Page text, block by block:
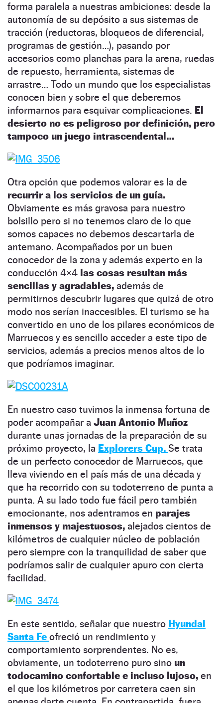
forma paralela a nuestras ambiciones: desde la
autonomía de su depósito a sus sistemas de
tracción (reductoras, bloqueos de diferencial,
programas de gestión…), pasando por
accesorios como planchas para la arena, ruedas
de repuesto, herramienta, sistemas de
arrastre… Todo un mundo que los especialistas
conocen bien y sobre el que deberemos
informarnos para esquivar complicaciones. El
desierto no es peligroso por definición, pero
tampoco un juego intrascendental…
Otra opción que podemos valorar es la de
recurrir a los servicios de un guía.
Obviamente es más gravosa para nuestro
bolsillo pero si no tenemos claro de lo que
somos capaces no debemos descartarla de
antemano. Acompañados por un buen
conocedor de la zona y además experto en la
conducción 4×4 las cosas resultan más
sencillas y agradables, además de
permitirnos descubrir lugares que quizá de otro
modo nos serían inaccesibles. El turismo se ha
convertido en uno de los pilares económicos de
Marruecos y es sencillo acceder a este tipo de
servicios, además a precios menos altos de lo
que podríamos imaginar.
En nuestro caso tuvimos la inmensa fortuna de
poder acompañar a Juan Antonio Muñoz
durante unas jornadas de la preparación de su
próximo proyecto, la Explorers Cup. Se trata
de un perfecto conocedor de Marruecos, que
lleva viviendo en el país más de una década y
que ha recorrido con su todoterreno de punta a
punta. A su lado todo fue fácil pero también
emocionante, nos adentramos en parajes
inmensos y majestuosos, alejados cientos de
kilómetros de cualquier núcleo de población
pero siempre con la tranquilidad de saber que
podríamos salir de cualquier apuro con cierta
facilidad.
En este sentido, señalar que nuestro Hyundai
Santa Fe ofreció un rendimiento y
comportamiento sorprendentes. No es,
obviamente, un todoterreno puro sino un
todocamino confortable e incluso lujoso, en
el que los kilómetros por carretera caen sin